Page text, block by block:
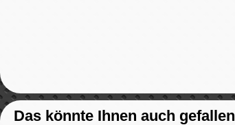
Das könnte Ihnen auch gefallen